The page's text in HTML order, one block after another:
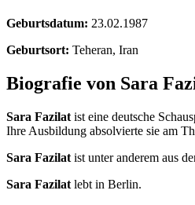
Geburtsdatum: 23.02.1987
Geburtsort: Teheran, Iran
Biografie von Sara
Sara Fazilat ist eine deutsche
Ihre Ausbildung absolvierte sie am
Sara Fazilat ist unter anderem aus
Sara Fazilat lebt in Berlin.